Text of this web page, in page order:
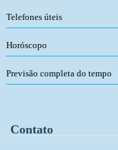
Telefones úteis
Horóscopo
Previsão completa do tempo
Contato